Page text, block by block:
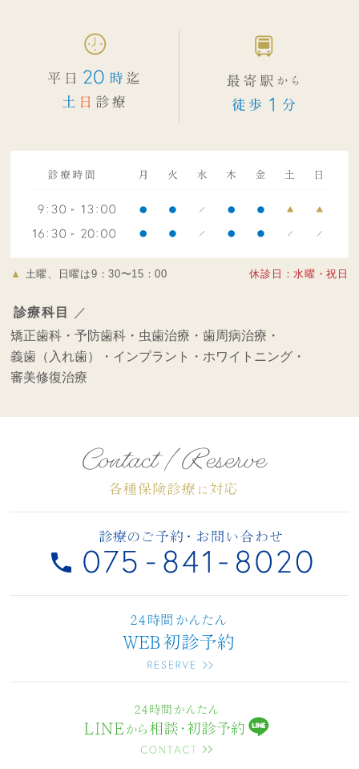
▲ 土曜、日曜は9：30〜15：00 休診日：水曜・祝日
診療科目
／
矯正歯科・予防歯科・ 虫歯治療・歯周病治療・
義歯（入れ歯）・ インプラント・ ホワイトニング・
審美修復治療